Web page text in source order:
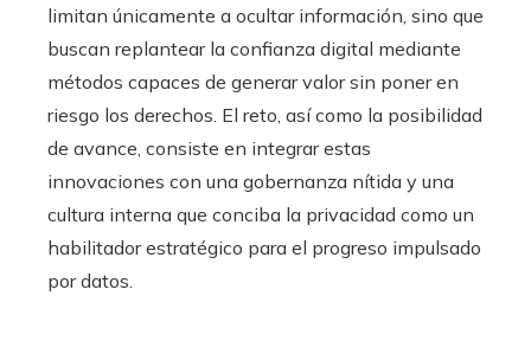
limitan únicamente a ocultar información, sino que
buscan replantear la confianza digital mediante
métodos capaces de generar valor sin poner en
riesgo los derechos. El reto, así como la posibilidad
de avance, consiste en integrar estas
innovaciones con una gobernanza nítida y una
cultura interna que conciba la privacidad como un
habilitador estratégico para el progreso impulsado
por datos.